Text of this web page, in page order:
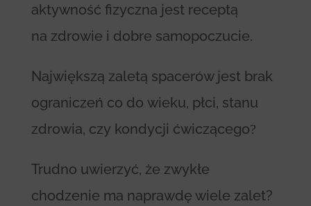
aktywność fizyczna jest receptą
na zdrowie i dobre samopoczucie.
Największą zaletą spacerów jest brak
ograniczeń co do wieku, płci, stanu
zdrowia, czy kondycji ćwiczącego?
Trudno uwierzyć, że zwykłe
chodzenie ma naprawdę wiele zalet?